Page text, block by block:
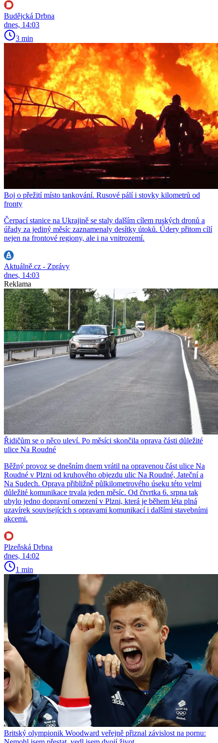
Budějcká Drbna
dnes, 14:03
3 min
Boj o přežití místo tankování. Rusové pálí i stovky kilometrů od
fronty
Čerpací stanice na Ukrajině se staly dalším cílem ruských dronů a
úřady za jediný měsíc zaznamenaly desítky útoků. Údery přitom cílí
nejen na frontové regiony, ale i na vnitrozemí.
Aktuálně.cz - Zprávy
dnes, 14:03
Reklama
Řidičům se o něco uleví. Po měsíci skončila oprava části důležité
ulice Na Roudné
Běžný provoz se dnešním dnem vrátil na opravenou část ulice Na
Roudné v Plzni od kruhového objezdu ulic Na Roudné, Jateční a
Na Sudech. Oprava přibližně půlkilometrového úseku této velmi
důležité komunikace trvala jeden měsíc. Od čtvrtka 6. srpna tak
ubylo jedno dopravní omezení v Plzni, která je během léta plná
uzavírek souvisejících s opravami komunikací i dalšími stavebními
akcemi.
Plzeňská Drbna
dnes, 14:02
1 min
Britský olympionik Woodward veřejně přiznal závislost na pornu: